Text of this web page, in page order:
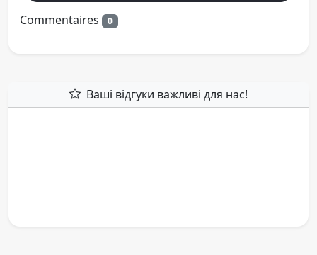
Commentaires 0
Ваші відгуки важливі для нас!